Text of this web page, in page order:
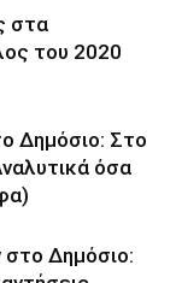
στα
του 2020
Δημόσιο: Στο
όσα
Δημόσιο: